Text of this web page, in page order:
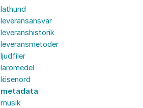
lathund
leveransansvar
leveranshistorik
leveransmetoder
ljudfiler
läromedel
lösenord
metadata
musik